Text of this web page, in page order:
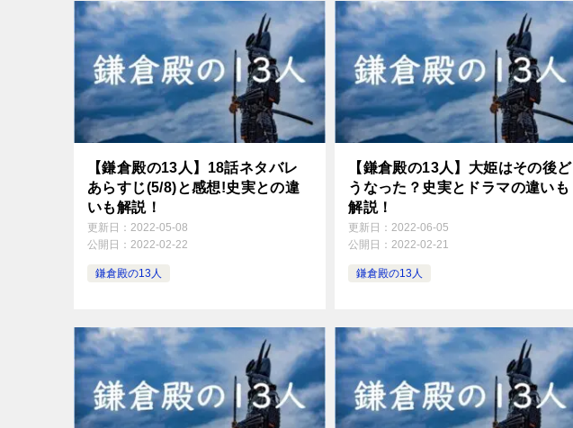
【鎌倉殿の13人】18話ネタバレ
あらすじ(5/8)と感想!史実との違
いも解説！
更新日： 2022-05-08
公開日： 2022-02-22
鎌倉殿の13人
【鎌倉殿の13人】大姫はその後ど
うなった？史実とドラマの違いも
解説！
更新日：2022-06-05
公開日：2022-02-21
鎌倉殿の13人